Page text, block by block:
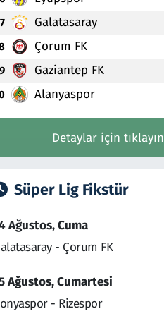
7 Galatasaray
Çorum FK
9 Gaziantep FK
Alanyaspor
Detaylar için tıklayın
Süper Lig Fikstür
Ağustos, Cuma
- Çorum FK
Ağustos, Cumartesi
- Rizespor